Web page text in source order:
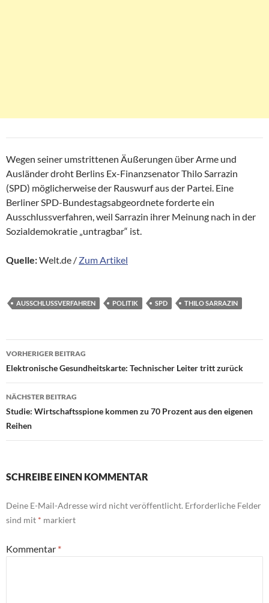
Wegen seiner umstrittenen Äußerungen über Arme und
Ausländer droht Berlins Ex-Finanzsenator Thilo Sarrazin
(SPD) möglicherweise der Rauswurf aus der Partei. Eine
Berliner SPD-Bundestagsabgeordnete forderte ein
Ausschlussverfahren, weil Sarrazin ihrer Meinung nach in der
Sozialdemokratie „untragbar“ ist.
Quelle:Welt.de / Zum Artikel
AUSSCHLUSSVERFAHREN POLITIK SPD THILO SARRAZIN
Beitragsnavigation
VORHERIGER BEITRAG
Elektronische Gesundheitskarte: Technischer Leiter tritt zurück
NÄCHSTER BEITRAG
Studie: Wirtschaftsspione kommen zu 70 Prozent aus den eigenen
Reihen
SCHREIBE EINEN KOMMENTAR
Deine E-Mail-Adresse wird nicht veröffentlicht. Erforderliche Felder
sind mit * markiert
Kommentar *